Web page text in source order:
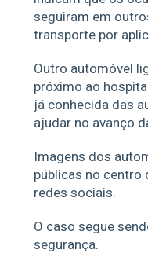
seguiram em
transporte por
Outro automóvel
próximo ao
já conhecida das
ajudar no avanço
Imagens dos
públicas no centro
redes sociais.
O caso segue
segurança.